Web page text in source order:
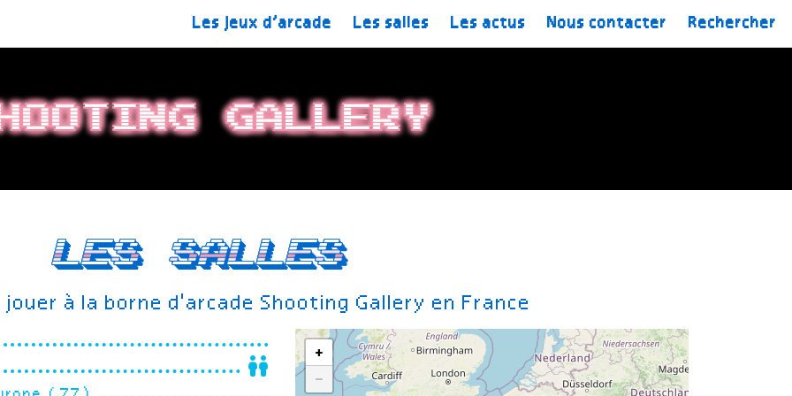
Les jeux d’arcade Les salles Les actus Nous contacter Rechercher
Gallery
Les salles
jouer à la borne d'arcade Shooting Gallery en France
+
−